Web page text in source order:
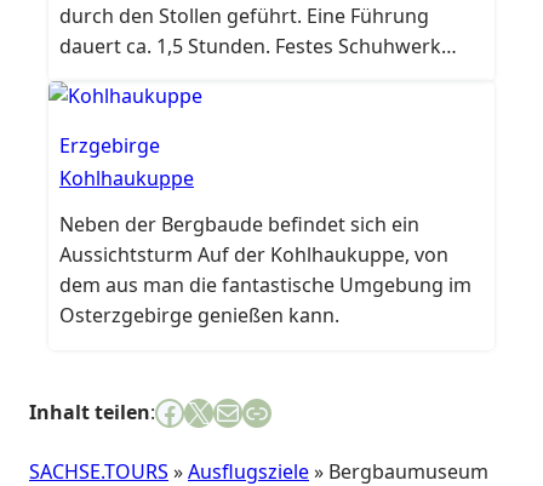
durch den Stollen geführt. Eine Führung
dauert ca. 1,5 Stunden. Festes Schuhwerk
unbedingt erforderlich, Schutzkleidung und
Leuchten werden gestellt. Temperaturen
untertage: 8 – 10 °C. Mindestalter 6 Jahre in
Begleitung von Erwachsenen. Um
Voranmeldung wird gebeten für:
Gruppenführungen und für die Buchung des
Bergschmauses untertage.
Erzgebirge
Kohlhaukuppe
Neben der Bergbaude befindet sich ein
Aussichtsturm Auf der Kohlhaukuppe, von
dem aus man die fantastische Umgebung im
Osterzgebirge genießen kann.
Inhalt teilen:Facebook
X E-Mail
Link
SACHSE.TOURS »Ausflugsziele» Bergbaumuseum